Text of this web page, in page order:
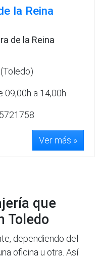
la Reina
de la Reina
09,00h a 14,00h
Ver más »
que
Toledo
dependiendo del
oficina u otra. Así